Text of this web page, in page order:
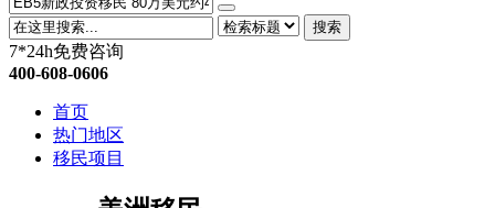
搜索
7*24h免费咨询
400-608-0606
首页
热门地区
移民项目